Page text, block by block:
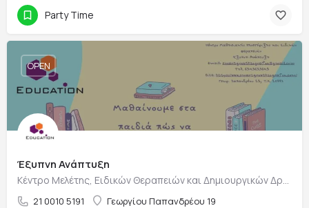
Party Time
Έξυπνη Ανάπτυξη
Κέντρο Μελέτης, Ειδικών Θεραπειών και Δημιουργικών Δραστηριοτήτων
21 0010 5191 Γεωργίου Παπανδρέου 19
OPEN